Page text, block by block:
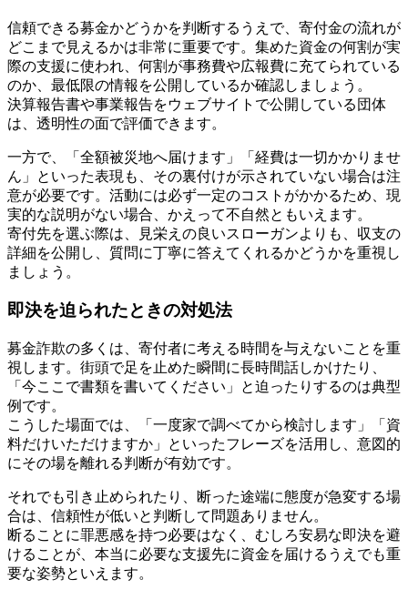
信頼できる募金かどうかを判断するうえで、寄付金の流れが
どこまで見えるかは非常に重要です。集めた資金の何割が実
際の支援に使われ、何割が事務費や広報費に充てられている
のか、最低限の情報を公開しているか確認しましょう。
決算報告書や事業報告をウェブサイトで公開している団体
は、透明性の面で評価できます。
一方で、「全額被災地へ届けます」「経費は一切かかりませ
ん」といった表現も、その裏付けが示されていない場合は注
意が必要です。活動には必ず一定のコストがかかるため、現
実的な説明がない場合、かえって不自然ともいえます。
寄付先を選ぶ際は、見栄えの良いスローガンよりも、収支の
詳細を公開し、質問に丁寧に答えてくれるかどうかを重視し
ましょう。
即決を迫られたときの対処法
募金詐欺の多くは、寄付者に考える時間を与えないことを重
視します。街頭で足を止めた瞬間に長時間話しかけたり、
「今ここで書類を書いてください」と迫ったりするのは典型
例です。
こうした場面では、「一度家で調べてから検討します」「資
料だけいただけますか」といったフレーズを活用し、意図的
にその場を離れる判断が有効です。
それでも引き止められたり、断った途端に態度が急変する場
合は、信頼性が低いと判断して問題ありません。
断ることに罪悪感を持つ必要はなく、むしろ安易な即決を避
けることが、本当に必要な支援先に資金を届けるうえでも重
要な姿勢といえます。